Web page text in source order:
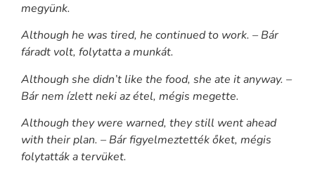
megyünk.
Although he was tired, he continued to work. – Bár
fáradt volt, folytatta a munkát.
Although she didn’t like the food, she ate it anyway. –
Bár nem ízlett neki az étel, mégis megette.
Although they were warned, they still went ahead
with their plan. – Bár figyelmeztették őket, mégis
folytatták a tervüket.